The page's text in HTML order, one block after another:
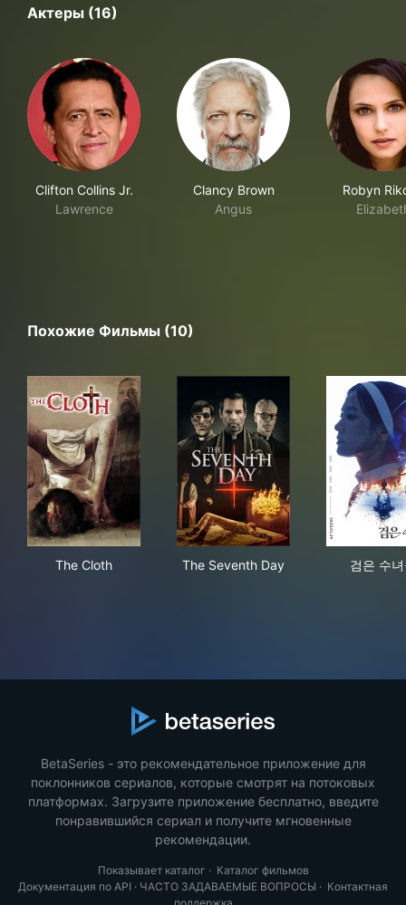
Актеры (16)
Clifton Collins Jr.
Lawrence
Clancy Brown
Angus
Robyn
Похожие Фильмы (10)
The Cloth The Seventh Day 검은 수
BetaSeries - это рекомендательное приложение для
поклонников сериалов, которые смотрят на потоковых
платформах. Загрузите приложение бесплатно, введите
понравившийся сериал и получите мгновенные
рекомендации.
Показывает каталог · Каталог фильмов
Документация по API · ЧАСТО ЗАДАВАЕМЫЕ ВОПРОСЫ · Контактная